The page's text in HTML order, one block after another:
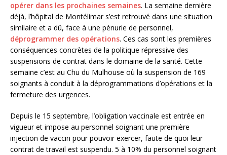
opérer dans les prochaines semaines. La semaine dernière
déjà, l’hôpital de Montélimar s’est retrouvé dans une situation
similaire et a dû, face à une pénurie de personnel,
déprogrammer des opérations. Ces cas sont les premières
conséquences concrètes de la politique répressive des
suspensions de contrat dans le domaine de la santé. Cette
semaine c’est au Chu du Mulhouse où la suspension de 169
soignants à conduit à la déprogrammations d’opérations et la
fermeture des urgences.
Depuis le 15 septembre, l’obligation vaccinale est entrée en
vigueur et impose au personnel soignant une première
injection de vaccin pour pouvoir exercer, faute de quoi leur
contrat de travail est suspendu. 5 à 10% du personnel soignant